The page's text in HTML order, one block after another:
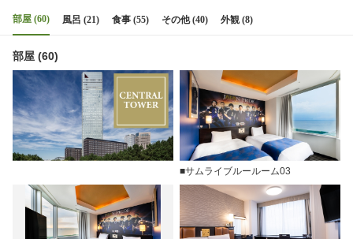
部屋 (60) 風呂 (21) 食事 (55) その他 (40) 外観 (8)
部屋 (60)
■サムライブルールーム03